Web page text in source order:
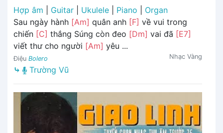
Hợp âm
Guitar Ukulele Piano
Organ
Sau ngày hành [Am] quân anh [F] về vui trong
chiến [C] thắng Súng còn đeo [Dm] vai đã [E7]
viết thư cho người [Am] yêu ...
Điệu Bolero Nhạc Vàng
⤷ Trường Vũ